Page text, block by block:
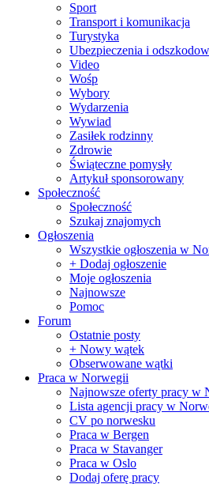
Sport
Transport i komunikacja
Turystyka
Ubezpieczenia i
Video
Wośp
Wybory
Wydarzenia
Wywiad
Zasiłek rodzinny
Zdrowie
Świąteczne pomysły
Artykuł sponsorowany
Społeczność
Społeczność
Szukaj znajomych
Ogłoszenia
Wszystkie ogłoszenia w
+ Dodaj ogłoszenie
Moje ogłoszenia
Najnowsze
Pomoc
Forum
Ostatnie posty
+ Nowy wątek
Obserwowane wątki
Praca w Norwegii
Najnowsze oferty pracy w
Lista agencji pracy w
CV po norwesku
Praca w Bergen
Praca w Stavanger
Praca w Oslo
Dodaj oferę pracy